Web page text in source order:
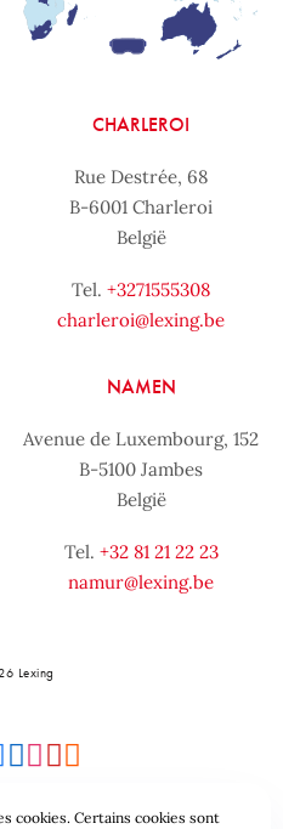
CHARLEROI
Rue Destrée, 68
B-6001 Charleroi
België
Tel. +3271555308
charleroi@lexing.be
NAMEN
Avenue de Luxembourg, 152
B-5100 Jambes
België
Tel. +32 81 21 22 23
namur@lexing.be
Lexing
cookies. Certains cookies sont